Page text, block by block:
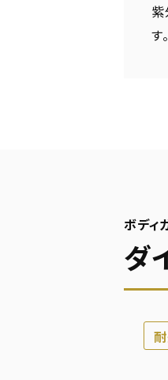
紫
す。
ボディ
ダ